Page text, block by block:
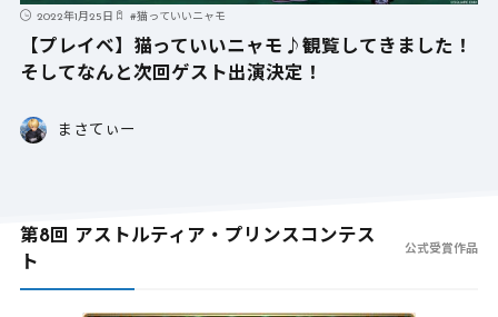
2022年1月25日 #猫っていいニャモ
【プレイベ】猫っていいニャモ♪観覧してきました！
そしてなんと次回ゲスト出演決定！
まさてぃー
第8回 アストルティア・プリンスコンテス
ト
公式受賞作品